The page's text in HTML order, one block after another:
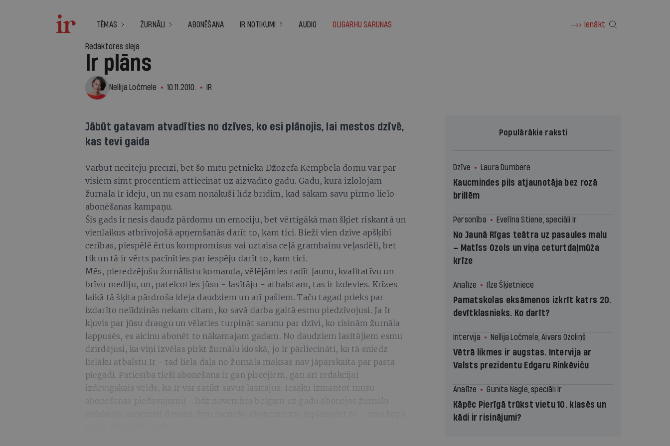
TĒMAS ŽURNĀLI ABONĒŠANA IR NOTIKUMI AUDIO OLIGARHU SARUNAS Ienākt
Redaktores sleja
Ir plāns
Nellija Ločmele 10.11.2010. IR
Jābūt gatavam atvadīties no dzīves, ko esi plānojis, lai mestos dzīvē,
kas tevi gaida
Varbūt necitēju precīzi, bet šo mītu pētnieka Džozefa Kempbela domu var par
visiem simt procentiem attiecināt uz aizvadīto gadu. Gadu, kurā izlolojām
žurnāla Ir ideju, un nu esam nonākuši līdz brīdim, kad sākam savu pirmo lielo
abonēšanas kampaņu.
Šis gads ir nesis daudz pārdomu un emociju, bet vērtīgākā man šķiet riskantā un
vienlaikus atbrīvojošā apņemšanās darīt to, kam tici. Bieži vien dzīve apšķibī
cerības, piespēlē ērtus kompromisus vai uztaisa ceļā grambainu veļasdēli, bet
tik un tā ir vērts pacīnīties par iespēju darīt to, kam tici.
Mēs, pieredzējušu žurnālistu komanda, vēlējāmies radīt jaunu, kvalitatīvu un
brīvu mediju, un, pateicoties jūsu - lasītāju - atbalstam, tas ir izdevies. Krīzes
laikā tā šķita pārdroša ideja daudziem un arī pašiem. Taču tagad prieks par
izdarīto nelīdzinās nekam citam, ko savā darba gaitā esmu piedzīvojusi. Ja Ir
kļuvis par jūsu draugu un vēlaties turpināt sarunu par dzīvi, ko risinām žurnāla
lappusēs, es aicinu abonēt to nākamajam gadam. No daudziem lasītājiem esmu
dzirdējusi, ka viņi izvēlas pirkt žurnālu kioskā, jo ir pārliecināti, ka tā sniedz
lielāku atbalstu Ir - tad liela daļa no žurnāla maksas nav jāpārskaita par pasta
piegādi. Patiesībā tieši abonēšana ir gan pircējiem, gan arī redakcijai
izdevīgākais veids, kā Ir var satikt savus lasītājus. Iesaku izmantot mūsu
Populārākie raksti
Dzīve Laura Dumbere
Kaucmindes pils atjaunotāja bez rozā
brillēm
Personība Evelīna Stiene, speciāli Ir
No Jaunā Rīgas teātra uz pasaules malu
– Matīss Ozols un viņa ceturtdaļmūža
krīze
Analīze Ilze Šķietniece
Pamatskolas eksāmenos izkrīt katrs 20.
devītklasnieks. Ko darīt?
Intervija Nellija Ločmele, Aivars Ozoliņš
Vētrā likmes ir augstas. Intervija ar
Valsts prezidentu Edgaru Rinkēviču
Analīze Gunita Nagle, speciāli Ir
Kāpēc Pierīgā trūkst vietu 10. klasēs un
kādi ir risinājumi?